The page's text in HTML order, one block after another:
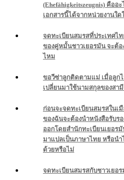
(Ehefähigkeitszeugnis) คือ
เอกสารนี้ได้จากหน่วยงานใด
จดทะเบียนสมรสที่ประเทศไ
ของคู่หมั้นชาวเยอรมัน จะต้
ไหม
ขอวีซ่าลูกติดตามแม่ เมื่อลูก
เปลี่ยนมาใช้นามสกุลของสา
ก่อนจะจดทะเบียนสมรสในเ
ของฉันจะต้องนำหนังสือรับร
ออกโดยสำนักทะเบียนเยอรมั
มาแปลเป็นภาษาไทย หรือนำ
ด้วยหรือไม่
จดทะเบียนสมรสกับชาวเยอ